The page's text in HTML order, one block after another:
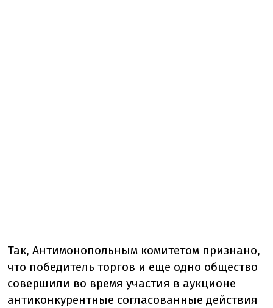
Так, Антимонопольным комитетом признано,
что победитель торгов и еще одно общество
совершили во время участия в аукционе
антиконкурентные согласованные действия